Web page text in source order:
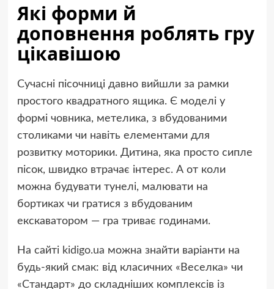
Які форми й
доповнення роблять гру
цікавішою
Сучасні пісочниці давно вийшли за рамки
простого квадратного ящика. Є моделі у
формі човника, метелика, з вбудованими
столиками чи навіть елементами для
розвитку моторики. Дитина, яка просто сипле
пісок, швидко втрачає інтерес. А от коли
можна будувати тунелі, малювати на
бортиках чи гратися з вбудованим
екскаватором — гра триває годинами.
На сайті kidigo.ua можна знайти варіанти на
будь-який смак: від класичних «Веселка» чи
«Стандарт» до складніших комплексів із